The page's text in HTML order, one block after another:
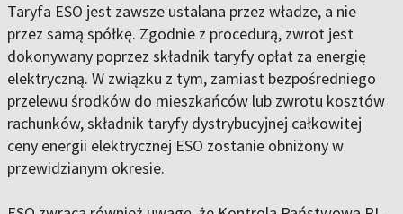
Taryfa ESO jest zawsze ustalana przez władze, a nie
przez samą spółkę. Zgodnie z procedurą, zwrot jest
dokonywany poprzez składnik taryfy opłat za energię
elektryczną. W związku z tym, zamiast bezpośredniego
przelewu środków do mieszkańców lub zwrotu kosztów
rachunków, składnik taryfy dystrybucyjnej całkowitej
ceny energii elektrycznej ESO zostanie obniżony w
przewidzianym okresie.